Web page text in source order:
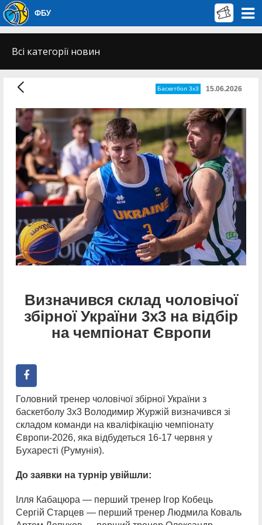
ФБУ
Всі категорії новин
Баскетбол 3х3 15.06.2026
Визначився склад чоловічої
збірної України 3х3 на відбір
на чемпіонат Європи
Головний тренер чоловічої збірної України з
баскетболу 3х3 Володимир Журжій визначився зі
складом команди на кваліфікацію чемпіонату
Європи-2026, яка відбудеться 16-17 червня у
Бухаресті (Румунія).
До заявки на турнір увійшли:
Ілля Кабацюра — перший тренер Ігор Кобець
Сергій Старцев — перший тренер Людмила Коваль